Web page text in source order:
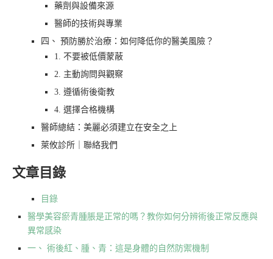
藥劑與設備來源
醫師的技術與專業
四、 預防勝於治療：如何降低你的醫美風險？
1. 不要被低價蒙蔽
2. 主動詢問與觀察
3. 遵循術後衛教
4. 選擇合格機構
醫師總結：美麗必須建立在安全之上
萊攸診所｜聯絡我們
文章目錄
目錄
醫學美容瘀青腫脹是正常的嗎？教你如何分辨術後正常反應與
異常感染
一、 術後紅、腫、青：這是身體的自然防禦機制